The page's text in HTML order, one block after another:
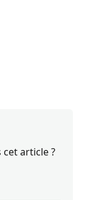
article ?